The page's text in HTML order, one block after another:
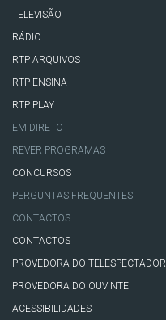
TELEVISÃO
RÁDIO
RTP ARQUIVOS
RTP ENSINA
RTP PLAY
EM DIRETO
REVER PROGRAMAS
CONCURSOS
PERGUNTAS FREQUENTES
CONTACTOS
CONTACTOS
PROVEDORA DO TELESPECTADOR
PROVEDORA DO OUVINTE
ACESSIBILIDADES